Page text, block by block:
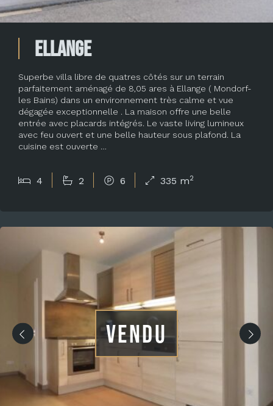
Ellange
Superbe villa libre de quatres côtés sur un terrain
parfaitement aménagé de 8,05 ares à Ellange ( Mondorf-
les Bains) dans un environnement très calme et vue
dégagée exceptionnelle . La maison offre une belle
entrée avec placards intégrés. Le vaste living lumineux
avec feu ouvert et une belle hauteur sous plafond. La
cuisine est ouverte …
4 2 6 335 m2
VENDU